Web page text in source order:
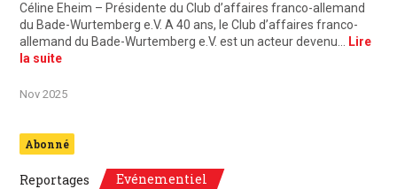
Céline Eheim – Présidente du Club d’affaires franco-allemand
du Bade-Wurtemberg e.V. A 40 ans, le Club d’affaires franco-
allemand du Bade-Wurtemberg e.V. est un acteur devenu…
Lire
la suite
Nov 2025
Abonné
Reportages Evénementiel